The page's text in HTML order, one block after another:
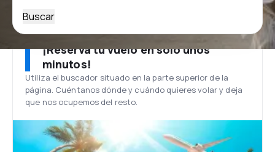
Buscar
¡Reserva tu vuelo en solo unos
minutos!
Utiliza el buscador situado en la parte superior de la
página. Cuéntanos dónde y cuándo quieres volar y deja
que nos ocupemos del resto.